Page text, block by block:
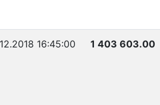
16:45:00 1 403 603.00